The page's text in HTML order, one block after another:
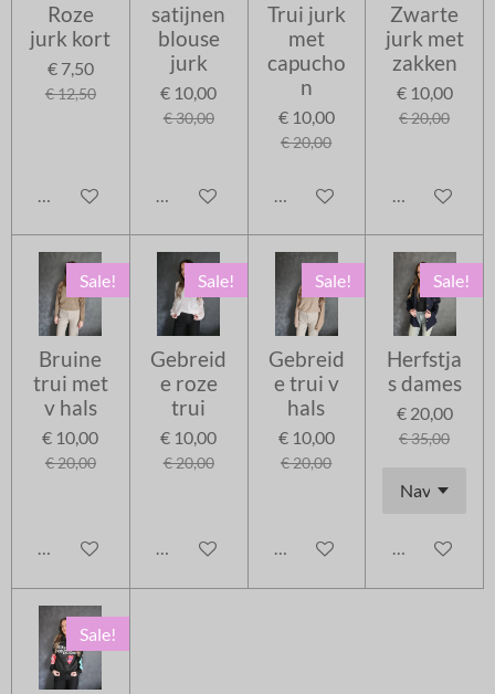
Roze
jurk kort
€ 7,50
€ 12,50
In winkelwagen
satijnen
blouse
jurk
€ 10,00
€ 30,00
In winkelwagen
Trui jurk
met
capucho
n
€ 10,00
€ 20,00
In winkelwagen
Zwarte
jurk met
zakken
€ 10,00
€ 20,00
In
Sale!
Bruine
trui met
v hals
€ 10,00
€ 20,00
In winkelwagen
Sale!
Gebreid
e roze
trui
€ 10,00
€ 20,00
In winkelwagen
Sale!
Gebreid
e trui v
hals
€ 10,00
€ 20,00
In winkelwagen
Sale!
Herfstja
s dames
€ 20,00
€ 35,00
In
Sale!